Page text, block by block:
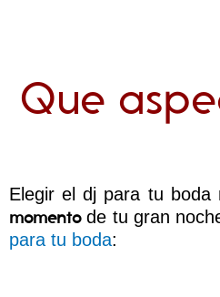
Que
Elegir el dj para tu
momentode tu gran
para tu boda: